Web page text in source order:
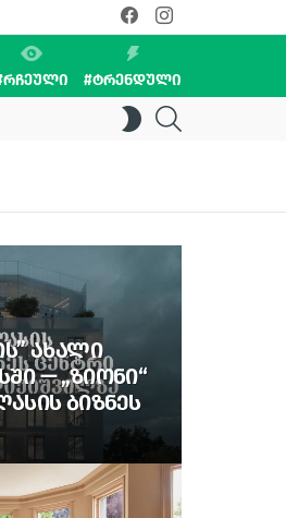
facebookinstagram
#ᲢᲠᲔᲜᲓᲣᲚᲘ
SWITCH
SKIN
ᲐᲮᲐᲚᲘ
— „ᲖᲘᲝᲜᲘ“
ᲑᲘᲖᲜᲔᲡ